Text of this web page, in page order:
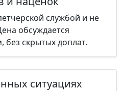
службой и не
обсуждается
без скрытых доплат.
ситуациях